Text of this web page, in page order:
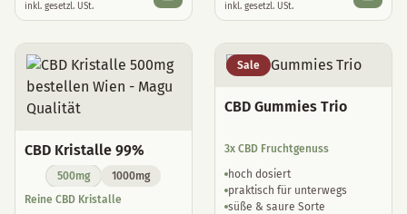
inkl. gesetzl. USt. inkl. gesetzl. USt.
CBD Kristalle 99%
500mg
1000mg
Reine CBD Kristalle
Sale
CBD Gummies Trio
3x CBD Fruchtgenuss
hoch dosiert
praktisch für unterwegs
süße & saure Sorte